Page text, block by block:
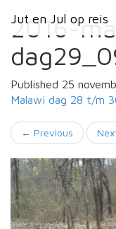
Jut en Jul op reis
Primary
Menu
Jut en Jul op reis
2016-
Published 25
Malawi dag 28 t/m
← Previous